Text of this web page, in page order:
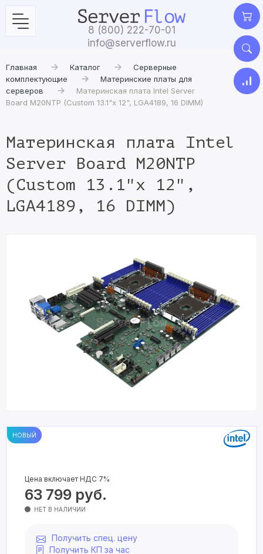
8 (800) 222-70-01
info@serverflow.ru
Главная Каталог
Серверные
комплектующие
Материнские платы для
серверов
Материнская плата Intel Server
Board M20NTP (Custom 13.1"x 12", LGA4189, 16 DIMM)
Материнская плата Intel
Server Board M20NTP
(Custom 13.1"x 12",
LGA4189, 16 DIMM)
НОВЫЙ
Цена включает НДС 7%
63 799 руб.
НЕТ В НАЛИЧИИ
Получить спец. цену
Получить КП за час